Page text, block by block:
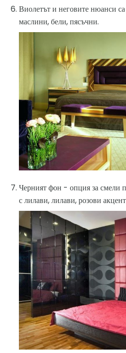
Виолетът и неговите нюанси
маслини, бели, пясъчни.
Черният фон - опция за смели
с лилави, лилави, розови